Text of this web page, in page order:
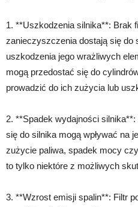
1. **Uszkodzenia silnika**: Brak
zanieczyszczenia dostają się do
uszkodzenia jego wrażliwych
mogą przedostać się do
prowadzić do ich zużycia lub
2. **Spadek wydajności
się do silnika mogą wpływać na
zużycie paliwa, spadek mocy
to tylko niektóre z możliwych
3. **Wzrost emisji spalin**: Filtr